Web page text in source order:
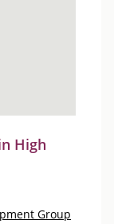
High
Group